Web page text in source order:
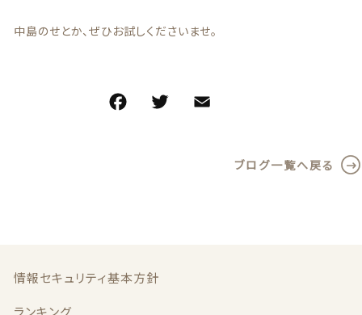
中島のせとか、ぜひお試しくださいませ。
k
ai
ブログ一覧へ戻る
情報セキュリティ基本方針
ランキング
© 2021 株式会社YAOHACHI